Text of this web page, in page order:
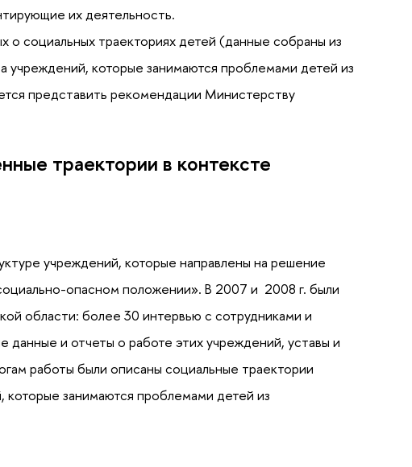
их деятельность.
социальных траекториях детей (данные собраны из
учреждений, которые занимаются проблемами детей из
представить рекомендации Министерству
траектории в контексте
учреждений, которые направлены на решение
опасном положении». В 2007 и 2008 г. были
области: более 30 интервью с сотрудниками и
и отчеты о работе этих учреждений, уставы и
работы были описаны социальные траектории
которые занимаются проблемами детей из